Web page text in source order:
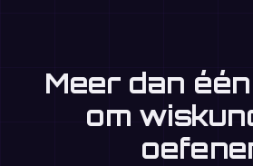
Meer dan
om